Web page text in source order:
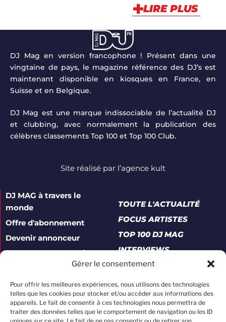
Gérer le consentement
Pour offrir les meilleures expériences, nous utilisons des technologies
telles que les cookies pour stocker et/ou accéder aux informations des
appareils. Le fait de consentir à ces technologies nous permettra de
traiter des données telles que le comportement de navigation ou les ID
LIRE PLUS
DJ Mag en version francophone ! Présent dans une
vingtaine de pays, le magazine référence des DJ’s est
maintenant disponible en kiosques en France, en
Suisse et en Belgique.
DJ Mag est une marque indissociable de l’actualité DJ
et clubbing, avec normalement la publication des
célèbres classements Top 100 et Top 100 Club.
Site réalisé par l’agence kult
DJ MAG à travers le
monde
Offre d'abonnement
Devenir annonceur
Contacter le magazine
TOUTE L'ACTUALITÉ
FOCUS ARTISTES
TOP 100 DJ MAG
INTERVIEWS
Mentions légales
Politique de confidentialité
Conditions générales de vente